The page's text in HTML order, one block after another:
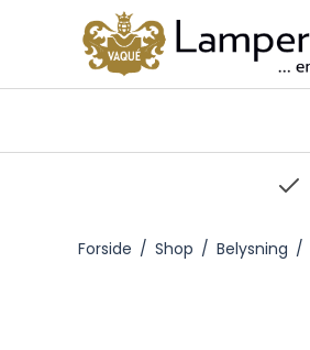
Forside / Shop / Belysning /